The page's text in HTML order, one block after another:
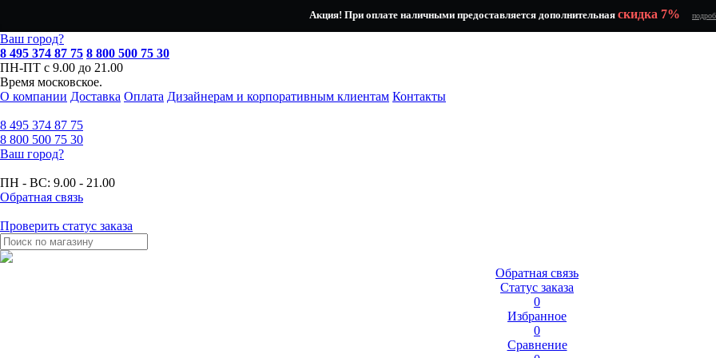
Акция! При оплате наличными предоставляется дополнительная скидка 7%
Ваш город?
8 495 374 87 75 8 800 500 75 30
ПН-ПТ с 9.00 до 21.00
Время московское.
О компании Доставка Оплата Дизайнерам и корпоративным клиентам Контакты
8 495 374 87 75
8 800 500 75 30
Ваш город?
ПН - ВС: 9.00 - 21.00
Обратная связь
Проверить статус заказа
Обратная связь
Статус заказа
0
Избранное
0
Сравнение